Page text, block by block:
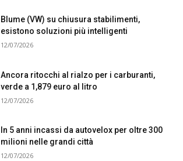
Blume (VW) su chiusura stabilimenti,
esistono soluzioni più intelligenti
12/07/2026
Ancora ritocchi al rialzo per i carburanti,
verde a 1,879 euro al litro
12/07/2026
In 5 anni incassi da autovelox per oltre 300
milioni nelle grandi città
12/07/2026